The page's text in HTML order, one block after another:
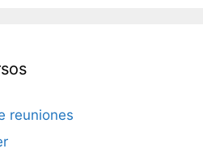
reuniones